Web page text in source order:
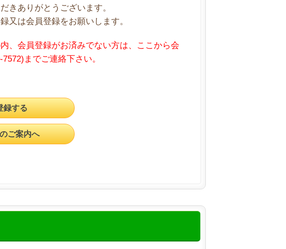
きありがとうございます。
又は会員登録をお願いします。
、会員登録がお済みでない方は、ここから会
までご連絡下さい。
録する
ご案内へ